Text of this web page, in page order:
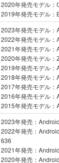
2020年発売モデル：
2019年発売モデル：
2023年発売モデル
2022年発売モデル
2021年発売モデル
2020年発売モデル
2019年発売モデル
2018年発売モデル
2017年発売モデル
2016年発売モデル
2015年発売モデル
2023年発売：
2022年発売：
636
2021年発売：
2020年発売：